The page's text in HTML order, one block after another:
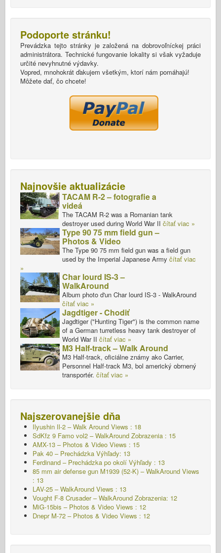
Podoporte stránku!
Prevádzka tejto stránky je založená na dobrovoľníckej práci
administrátora. Technické fungovanie lokality si však vyžaduje
určité nevyhnutné výdavky.
Vopred, mnohokrát ďakujem všetkým, ktorí nám pomáhajú!
Môžete dať, čo chcete!
Najnovšie aktualizácie
TACAM R-2 – fotografie a
videá
The TACAM R-2 was a Romanian tank
destroyer used during World War II čítať viac »
Type 90 75 mm field gun –
Photos & Video
The Type 90 75 mm field gun was a field gun
used by the Imperial Japanese Army čítať viac
»
Char lourd IS-3 –
WalkAround
Album photo d'un Char lourd IS-3 - WalkAround
čítať viac »
Jagdtiger - Chodiť
Jagdtiger ("Hunting Tiger") is the common name
of a German turretless heavy tank destroyer of
World War II čítať viac »
M3 Half-track – Walk Around
M3 Half-track, oficiálne známy ako Carrier,
Personnel Half-track M3, bol americký obrnený
transportér. čítať viac »
Najszerovanejšie dňa
Ilyushin Il-2 – Walk Around Views : 18
SdKfz 9 Famo vol2 – WalkAround Zobrazenia : 15
AMX-13 – Photos & Video Views : 15
Pak 40 – Prechádzka Výhľady: 13
Ferdinand – Prechádzka po okolí Výhľady : 13
85 mm air defense gun M1939 (52-K) – WalkAround Views
: 13
LAV-25 – WalkAround Views : 13
Vought F-8 Crusader – WalkAround Zobrazenia: 12
MiG-15bis – Photos & Video Views : 12
Dnepr M-72 – Photos & Video Views : 12